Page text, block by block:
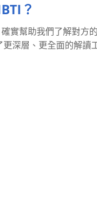
？
實幫助我們了解對方
深層、更全面的解讀